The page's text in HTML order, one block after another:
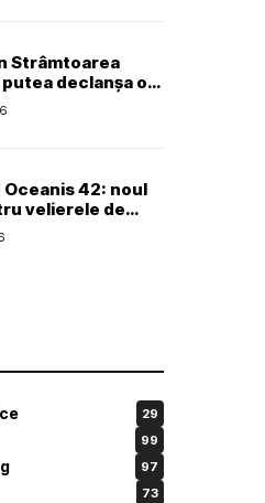
Strâmtoarea
declanșa o
globală
Oceanis 42: noul
velierele de
40 de picioare
29
99
97
73